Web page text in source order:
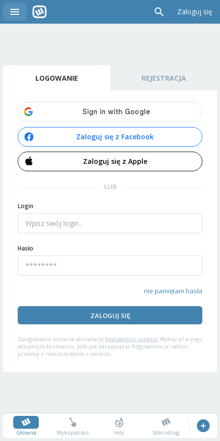
Zaloguj się
LOGOWANIE REJESTRACJA
Zaloguj się z Facebook
Zaloguj się z Apple
LUB
Login
Hasło
nie pamiętam hasła
ZALOGUJ SIĘ
Zalogowanie oznacza akceptację Regulaminu serwisu Wykop.pl w jego
aktualnym brzmieniu. Jeśli nie akceptujesz Regulaminu w całości,
prosimy o niekorzystanie z serwisu.
Główna Wykopalisko Hity Mikroblog